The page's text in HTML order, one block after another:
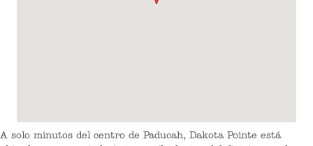
A solo minutos del centro de Paducah, Dakota Pointe está